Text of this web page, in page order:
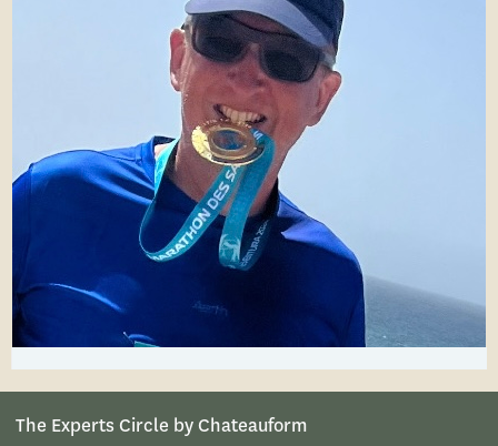
The Experts Circle by Chateauform